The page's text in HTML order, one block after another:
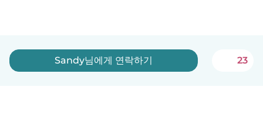
Sandy님에게 연락하기 23